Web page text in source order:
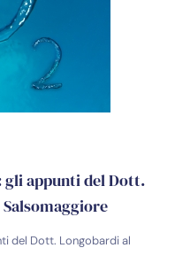
gli appunti del Dott.
del Dott. Longobardi al